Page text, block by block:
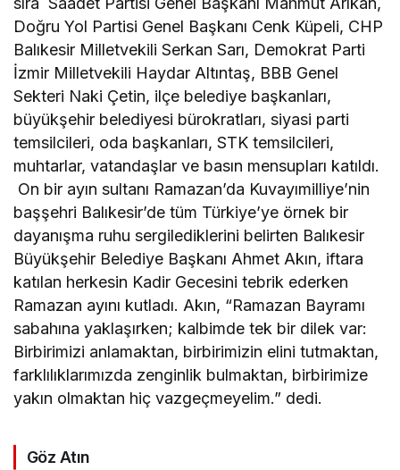
Doğru Yol Partisi Genel Başkanı Cenk Küpeli, CHP
Balıkesir Milletvekili Serkan Sarı, Demokrat Parti
İzmir Milletvekili Haydar Altıntaş, BBB Genel
Sekteri Naki Çetin, ilçe belediye başkanları,
büyükşehir belediyesi bürokratları, siyasi parti
temsilcileri, oda başkanları, STK temsilcileri,
muhtarlar, vatandaşlar ve basın mensupları katıldı.
On bir ayın sultanı Ramazan’da Kuvayımilliye’nin
başşehri Balıkesir’de tüm Türkiye’ye örnek bir
dayanışma ruhu sergilediklerini belirten Balıkesir
Büyükşehir Belediye Başkanı Ahmet Akın, iftara
katılan herkesin Kadir Gecesini tebrik ederken
Ramazan ayını kutladı. Akın, “Ramazan Bayramı
sabahına yaklaşırken; kalbimde tek bir dilek var:
Birbirimizi anlamaktan, birbirimizin elini tutmaktan,
farklılıklarımızda zenginlik bulmaktan, birbirimize
yakın olmaktan hiç vazgeçmeyelim.” dedi.
Göz Atın